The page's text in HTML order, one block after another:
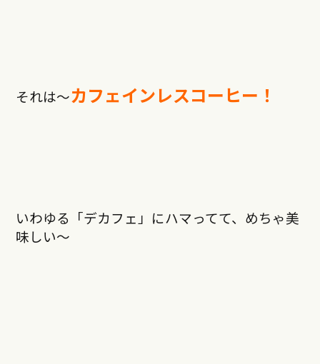
それは〜カフェインレスコーヒー！
いわゆる「デカフェ」にハマってて、めちゃ美
味しい〜